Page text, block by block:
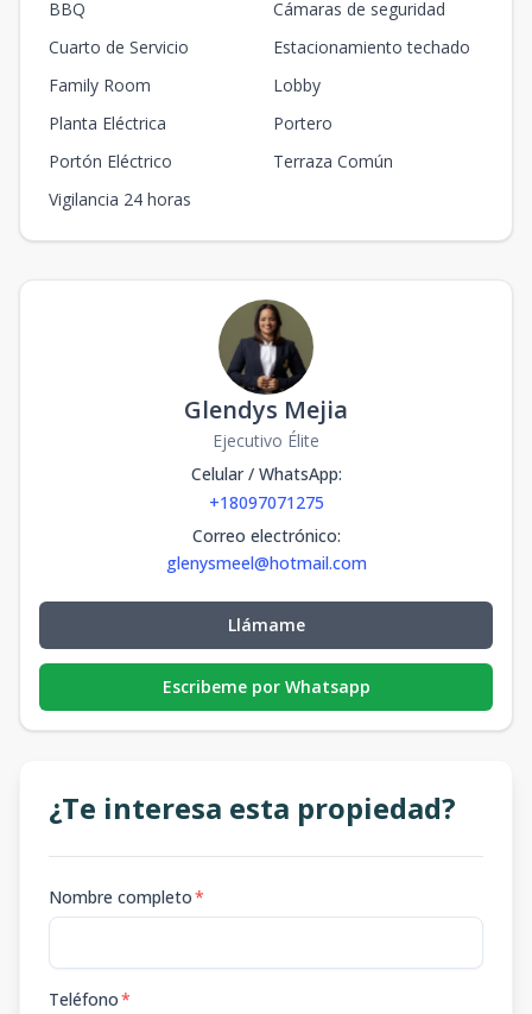
Unidad-2
----m2
Unidad-2
----m2
Unidad-2
----m2
2D
2
BBQ
Cámaras de seguridad
Cuarto de Servicio
Estacionamiento techado
Family Room
Lobby
Planta Eléctrica
Portero
Portón Eléctrico
Terraza Común
Vigilancia 24 horas
Glendys Mejia
Ejecutivo Élite
Celular / WhatsApp:
+18097071275
Correo electrónico:
glenysmeel@hotmail.com
Llámame
Escribeme por Whatsapp
¿Te interesa esta propiedad?
Nombre completo*
Teléfono*